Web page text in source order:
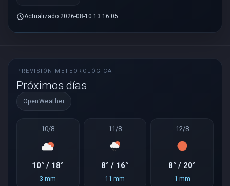
scheduleActualizado 2026-08-10 13:16:05
PREVISIÓN METEOROLÓGICA
Próximos días
OpenWeather
10/8
10° / 18°
3 mm
11/8
8° / 16°
11 mm
12/8
8° / 20°
1 mm